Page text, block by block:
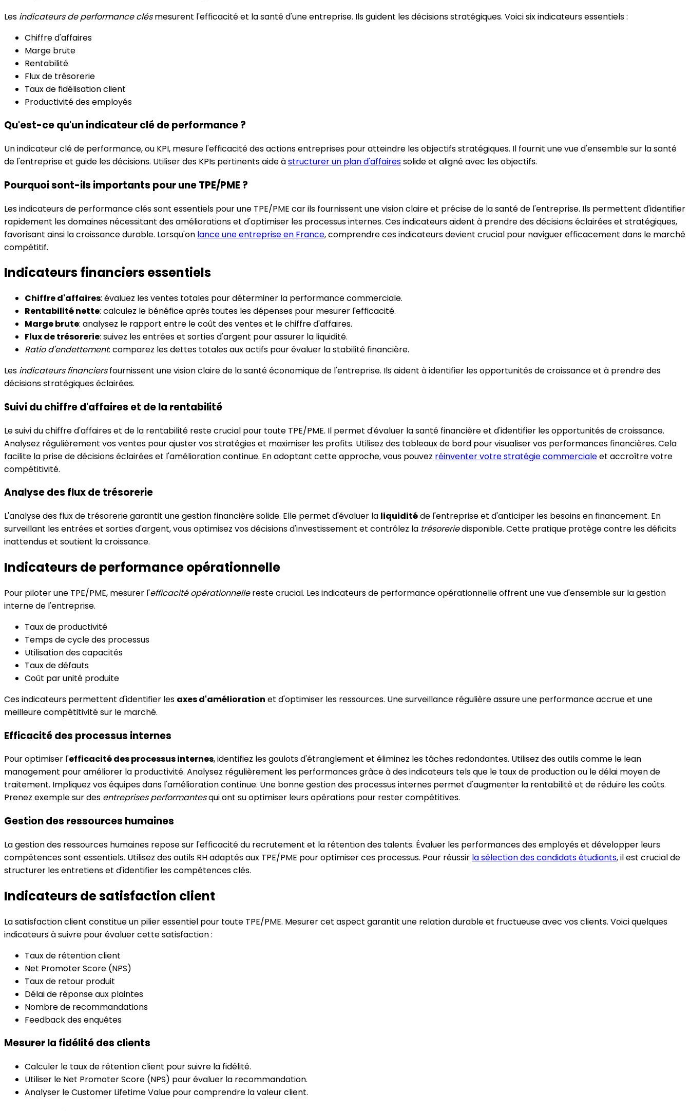
Les indicateurs de performance clésmesurent l'efficacité et la santé d'une entreprise. Ils guident les décisions stratégiques. Voici six indicateurs essentiels :
Chiffre d'affaires
Marge brute
Rentabilité
Flux de trésorerie
Taux de fidélisation client
Productivité des employés
Qu'est-ce qu'un indicateur clé de performance ?
Un indicateur clé de performance, ou KPI, mesure l'efficacité des actions entreprises pour atteindre les objectifs stratégiques. Il fournit une vue d'ensemble sur la santé
de l'entreprise et guide les décisions. Utiliser des KPIs pertinents aide àstructurer un plan d'affairessolide et aligné avec les objectifs.
Pourquoi sont-ils importants pour une TPE/PME ?
Les indicateurs de performance clés sont essentiels pour une TPE/PME car ils fournissent une vision claire et précise de la santé de l'entreprise. Ils permettent d'identifier
rapidement les domaines nécessitant des améliorations et d'optimiser les processus internes. Ces indicateurs aident à prendre des décisions éclairées et stratégiques,
favorisant ainsi la croissance durable. Lorsqu'on lance une entreprise en France, comprendre ces indicateurs devient crucial pour naviguer efficacement dans le marché
compétitif.
Indicateurs financiers essentiels
Chiffre d'affaires: évaluez les ventes totales pour déterminer la performance commerciale.
Rentabilité nette: calculez le bénéfice après toutes les dépenses pour mesurer l'efficacité.
Marge brute: analysez le rapport entre le coût des ventes et le chiffre d'affaires.
Flux de trésorerie: suivez les entrées et sorties d'argent pour assurer la liquidité.
Ratio d'endettement: comparez les dettes totales aux actifs pour évaluer la stabilité financière.
Les indicateurs financiersfournissent une vision claire de la santé économique de l'entreprise. Ils aident à identifier les opportunités de croissance et à prendre des
décisions stratégiques éclairées.
Suivi du chiffre d'affaires et de la rentabilité
Le suivi du chiffre d'affaires et de la rentabilité reste crucial pour toute TPE/PME. Il permet d'évaluer la santé financière et d'identifier les opportunités de croissance.
Analysez régulièrement vos ventes pour ajuster vos stratégies et maximiser les profits. Utilisez des tableaux de bord pour visualiser vos performances financières. Cela
facilite la prise de décisions éclairées et l'amélioration continue. En adoptant cette approche, vous pouvez réinventer votre stratégie commercialeet accroître votre
compétitivité.
Analyse des flux de trésorerie
L'analyse des flux de trésorerie garantit une gestion financière solide. Elle permet d'évaluer la liquiditéde l'entreprise et d'anticiper les besoins en financement. En
surveillant les entrées et sorties d'argent, vous optimisez vos décisions d'investissement et contrôlez la trésoreriedisponible. Cette pratique protège contre les déficits
inattendus et soutient la croissance.
Indicateurs de performance opérationnelle
Pour piloter une TPE/PME, mesurer l'efficacité opérationnellereste crucial. Les indicateurs de performance opérationnelle offrent une vue d'ensemble sur la gestion
interne de l'entreprise.
Taux de productivité
Temps de cycle des processus
Utilisation des capacités
Taux de défauts
Coût par unité produite
Ces indicateurs permettent d'identifier les axes d'amélioration et d'optimiser les ressources. Une surveillance régulière assure une performance accrue et une
meilleure compétitivité sur le marché.
Efficacité des processus internes
Pour optimiser l'efficacité des processus internes, identifiez les goulots d'étranglement et éliminez les tâches redondantes. Utilisez des outils comme le lean
management pour améliorer la productivité. Analysez régulièrement les performances grâce à des indicateurs tels que le taux de production ou le délai moyen de
traitement. Impliquez vos équipes dans l'amélioration continue. Une bonne gestion des processus internes permet d'augmenter la rentabilité et de réduire les coûts.
Prenez exemple sur des entreprises performantesqui ont su optimiser leurs opérations pour rester compétitives.
Gestion des ressources humaines
La gestion des ressources humaines repose sur l'efficacité du recrutement et la rétention des talents. Évaluer les performances des employés et développer leurs
compétences sont essentiels. Utilisez des outils RH adaptés aux TPE/PME pour optimiser ces processus. Pour réussir la sélection des candidats étudiants, il est crucial de
structurer les entretiens et d'identifier les compétences clés.
Indicateurs de satisfaction client
La satisfaction client constitue un pilier essentiel pour toute TPE/PME. Mesurer cet aspect garantit une relation durable et fructueuse avec vos clients. Voici quelques
indicateurs à suivre pour évaluer cette satisfaction :
Taux de rétention client
Net Promoter Score (NPS)
Taux de retour produit
Délai de réponse aux plaintes
Nombre de recommandations
Feedback des enquêtes
Mesurer la fidélité des clients
Calculer le taux de rétention client pour suivre la fidélité.
Utiliser le Net Promoter Score (NPS) pour évaluer la recommandation.
Analyser le Customer Lifetime Value pour comprendre la valeur client.